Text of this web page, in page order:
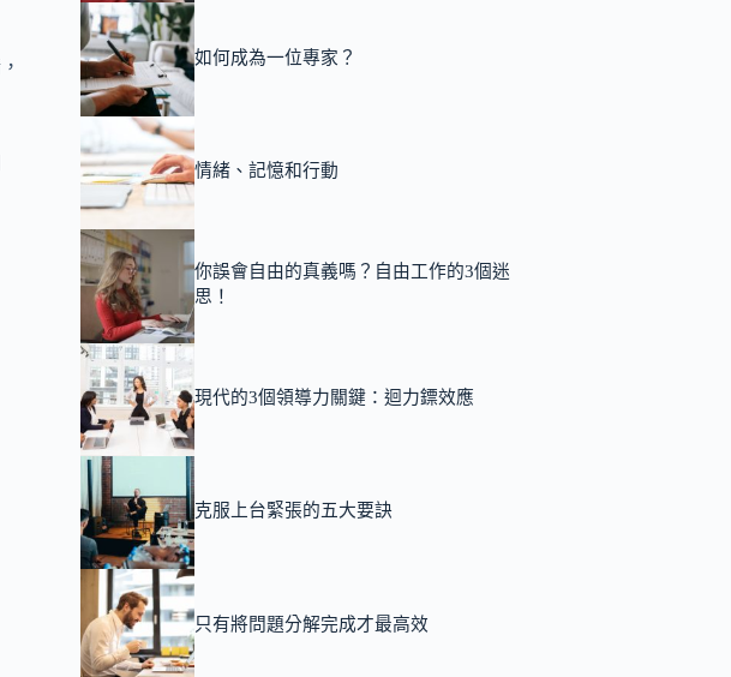
如何成為一位專家？
情緒、記憶和行動
你誤會自由的真義嗎？自由工作的3個迷
思！
現代的3個領導力關鍵：迴力鏢效應
克服上台緊張的五大要訣
只有將問題分解完成才最高效